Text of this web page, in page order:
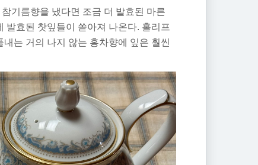
기름향을 냈다면 조금 더 발효된 마른
발효된 찻잎들이 쏟아져 나온다. 홀리프
는 거의 나지 않는 홍차향에 잎은 훨씬